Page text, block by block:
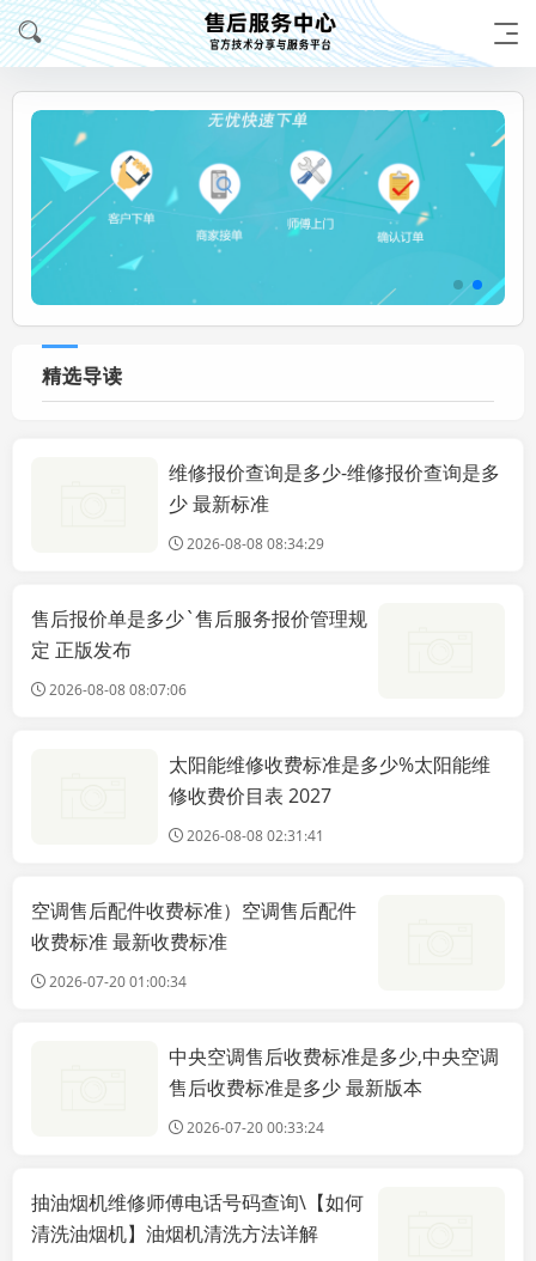
精选导读
服务技能
维修报价查询是多少-维修报价查询是多
少 最新标准
2026-08-08 08:34:29
售后报价单是多少`售后服务报价管理规
定 正版发布
2026-08-08 08:07:06
技术服务
太阳能维修收费标准是多少%太阳能维
修收费价目表 2027
2026-08-08 02:31:41
空调售后配件收费标准）空调售后配件
收费标准 最新收费标准
2026-07-20 01:00:34
服务技能
中央空调售后收费标准是多少,中央空调
售后收费标准是多少 最新版本
2026-07-20 00:33:24
抽油烟机维修师傅电话号码查询\【如何
清洗油烟机】油烟机清洗方法详解